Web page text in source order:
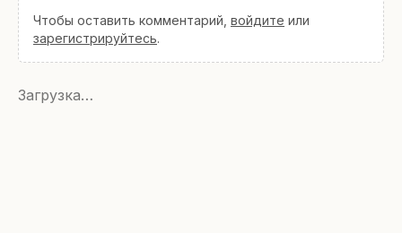
Чтобы оставить комментарий, войдите или
зарегистрируйтесь.
Загрузка…